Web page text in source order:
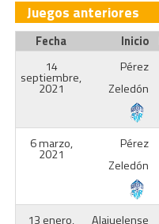
Juegos anteriores
Fecha Inicio
14
septiembre,
2021
Pérez
Zeledón
6 marzo,
2021
Pérez
Zeledón
13 enero, Alajuelense